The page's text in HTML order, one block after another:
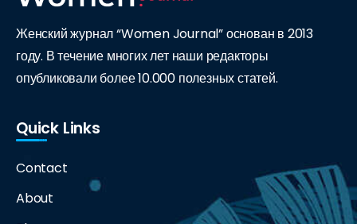
Женский журнал “Women Journal” основан в 2013
году. В течение многих лет наши редакторы
опубликовали более 10.000 полезных статей.
Quick Links
Contact
About